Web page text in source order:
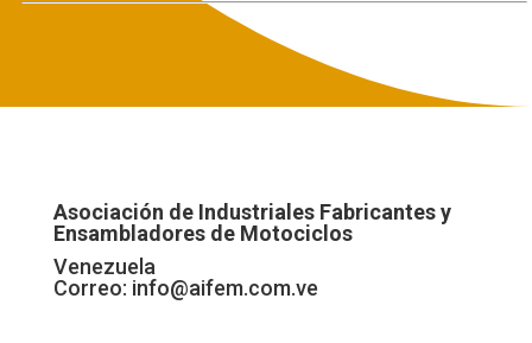
Asociación de Industriales Fabricantes y
Ensambladores de Motociclos
Venezuela
Correo: info@aifem.com.ve